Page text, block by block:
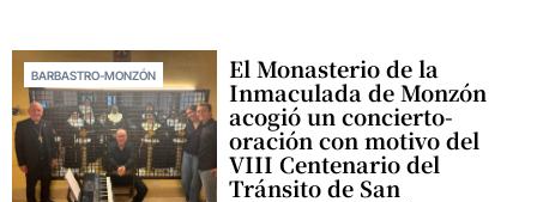
BARBASTRO-MONZÓN El Monasterio de la
Inmaculada de Monzón
acogió un concierto-
oración con motivo del
VIII Centenario del
Tránsito de San